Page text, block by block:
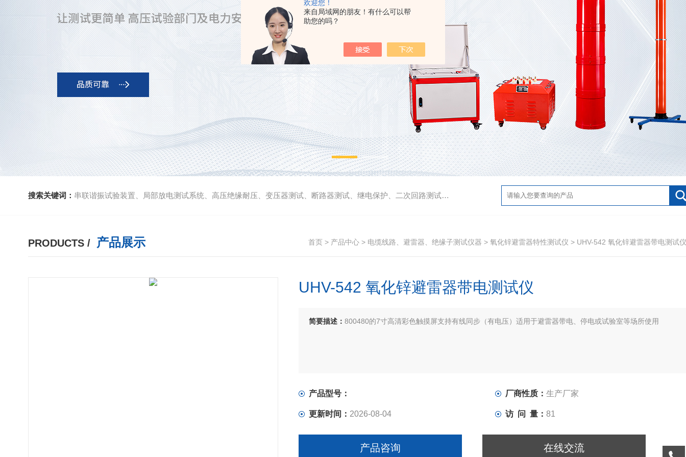
欢迎您！
来自局域网的朋友！有什么可以帮
助您的吗？
搜索关键词： 串联谐振试验装置、局部放电测试系统、高压绝缘耐压、变压器测试、断路器测试、继电保护、二次回路测试、电
PRODUCTS / 产品展示 首页 > 产品中心 > 电缆线路、避雷器、绝缘子测试仪器 > 氧化锌避雷器特性测试仪 > UHV-542 氧化锌避雷器带电测试仪
UHV-542 氧化锌避雷器带电测试仪
简要描述： 800480的7寸高清彩色触摸屏支持有线同步（有电压）适用于避雷器带电、停电或试验室等场所使用
产品型号： 厂商性质： 生产厂家
更新时间： 2026-08-04 访 问 量： 81
产品咨询 在线交流